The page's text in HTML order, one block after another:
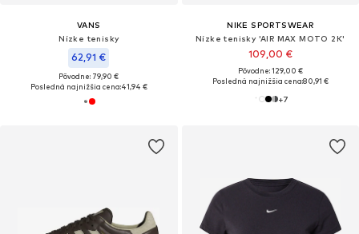
VANS
Nízke tenisky
62,91 €
Pôvodne: 79,90 €
Posledná najnižšia cena:41,94 €
NIKE SPORTSWEAR
Nízke tenisky 'AIR MAX MOTO 2K'
109,00 €
Pôvodne: 129,00 €
Posledná najnižšia cena:80,91 €
+7